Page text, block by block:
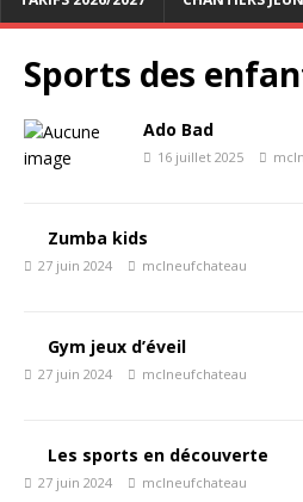
Sports des
Ado Bad
16 juillet 2025
Zumba kids
27 juin 2024 mclneufchateau
Gym jeux d’éveil
27 juin 2024 mclneufchateau
Les sports en découverte
27 juin 2024 mclneufchateau